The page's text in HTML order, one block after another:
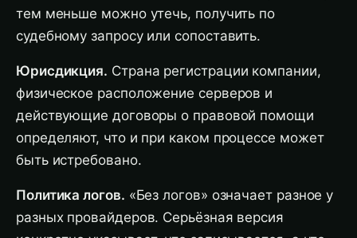
тем меньше можно утечь, получить по
судебному запросу или сопоставить.
Юрисдикция. Страна регистрации компании,
физическое расположение серверов и
действующие договоры о правовой помощи
определяют, что и при каком процессе может
быть истребовано.
Политика логов. «Без логов» означает разное у
разных провайдеров. Серьёзная версия